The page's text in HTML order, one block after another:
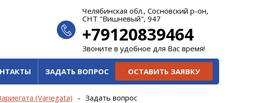
Челябинская обл., Сосновский р-он,
СНТ "Вишневый", 947
+79120839464
Звоните в удобное для Вас время!
ЗАДАТЬ ВОПРОС ОСТАВИТЬ ЗАЯВКУ
(Variegata) - Задать вопрос